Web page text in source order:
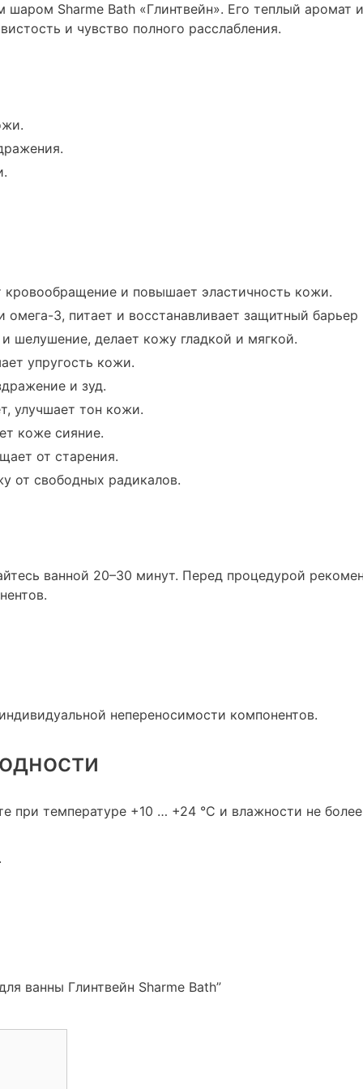
Sharme Bath «Глинтвейн». Его теплый аромат и
и чувство полного расслабления.
и повышает эластичность кожи.
омега-3, питает и восстанавливает защитный
шелушение, делает кожу гладкой и мягкой.
упругость кожи.
и зуд.
улучшает тон кожи.
коже сияние.
от старения.
от свободных радикалов.
ванной 20–30 минут. Перед процедурой
непереносимости компонентов.
при температуре +10 … +24 °C и влажности не
ванны Глинтвейн Sharme Bath”